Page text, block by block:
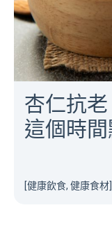
杏仁抗老
這個時間
[健康飲食, 健康食材]